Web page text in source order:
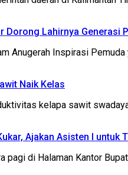
Dorong Lahirnya Generasi
Anugerah Inspirasi
Naik Kelas
kelapa sawit
Ajakan Asisten I untuk
pagi di Halaman Kantor